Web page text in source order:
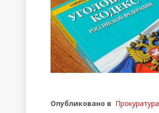
Опубликовано в Прокуратура